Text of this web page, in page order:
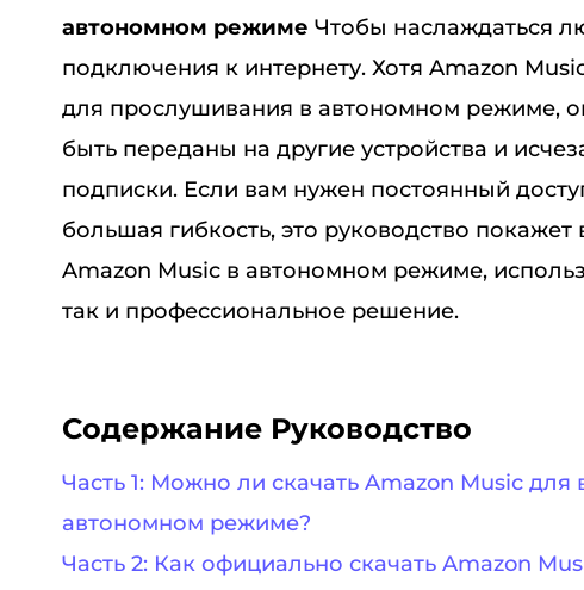
автономном режиме Чтобы наслаждаться
подключения к интернету. Хотя Amazon
для прослушивания в автономном режиме,
быть переданы на другие устройства и
подписки. Если вам нужен постоянный
большая гибкость, это руководство
Amazon Music в автономном режиме,
так и профессиональное решение.
Содержание Руководство
Часть 1: Можно ли скачать Amazon Music для
автономном режиме?
Часть 2: Как официально скачать Amazon